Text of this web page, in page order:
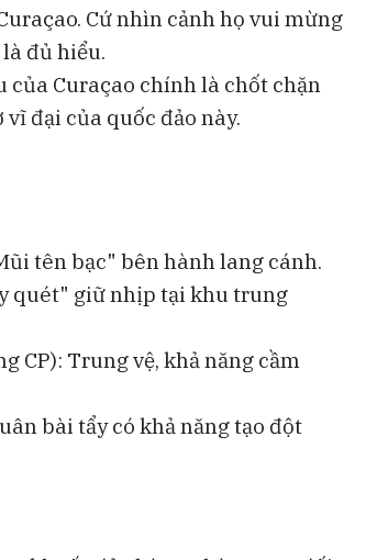
Cứ nhìn cảnh họ vui mừng
đủ hiểu.
của Curaçao chính là chốt chặn
đại của quốc đảo này.
tên bạc" bên hành lang cánh.
quét" giữ nhịp tại khu trung
CP): Trung vệ, khả năng cầm
bài tẩy có khả năng tạo đột